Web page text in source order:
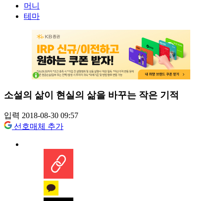
머니
테마
소설의 삶이 현실의 삶을 바꾸는 작은 기적
입력 2018-08-30 09:57
선호매체 추가